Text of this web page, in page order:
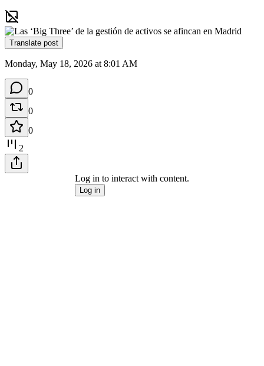
Translate post
Monday, May 18, 2026 at 8:01 AM
0
0
0
2
Log in to interact with content.
Log in